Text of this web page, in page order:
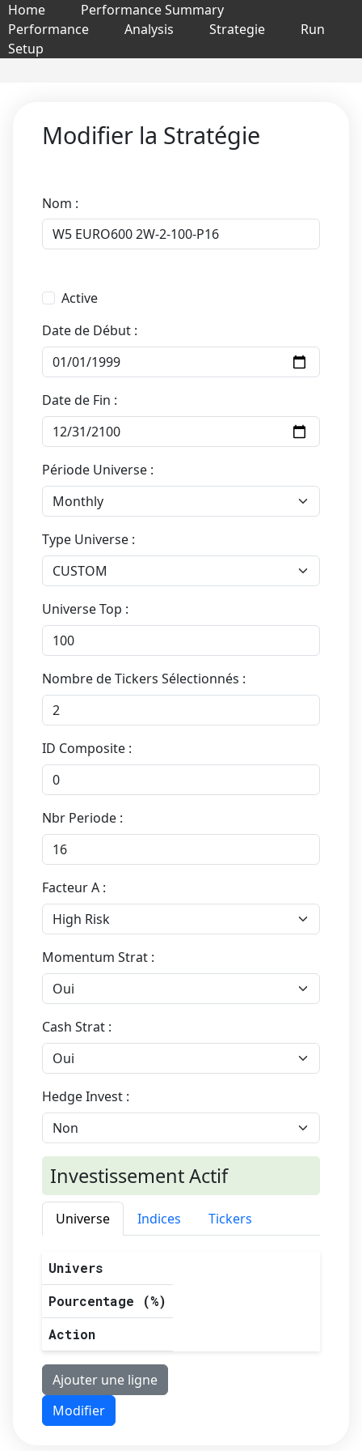
Home
Performance Summary
Performance
Analysis Strategie
Run
Setup
Modifier la Stratégie
Nom :
Active
Date de Début :
Date de Fin :
Période Universe :
Type Universe :
Universe Top :
Nombre de Tickers Sélectionnés :
ID Composite :
Nbr Periode :
Facteur A :
Momentum Strat :
Cash Strat :
Hedge Invest :
Investissement Actif
Universe Indices Tickers
Univers
Pourcentage (%)
Action
Ajouter une ligne
Modifier